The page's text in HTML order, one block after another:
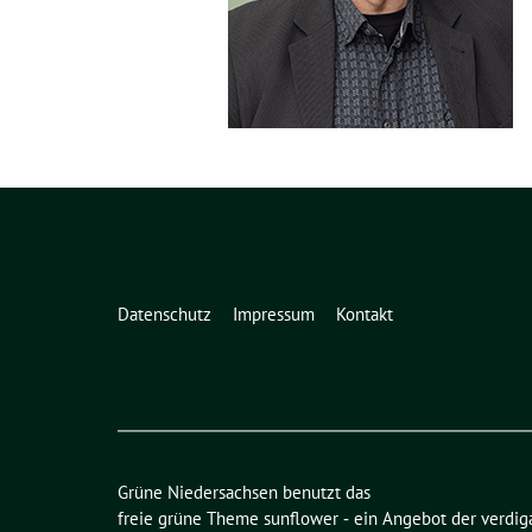
Datenschutz Impressum Kontakt
Grüne Niedersachsen benutzt das
freie grüne Theme sunflower ‐ ein Angebot der